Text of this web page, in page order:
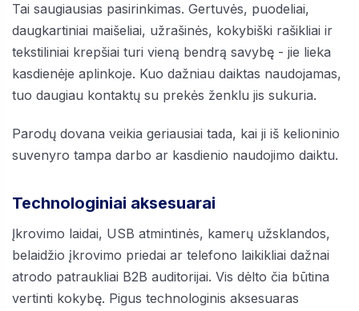
Tai saugiausias pasirinkimas. Gertuvės, puodeliai,
daugkartiniai maišeliai, užrašinės, kokybiški rašikliai ir
tekstiliniai krepšiai turi vieną bendrą savybę - jie lieka
kasdienėje aplinkoje. Kuo dažniau daiktas naudojamas,
tuo daugiau kontaktų su prekės ženklu jis sukuria.
Parodų dovana veikia geriausiai tada, kai ji iš kelioninio
suvenyro tampa darbo ar kasdienio naudojimo daiktu.
Technologiniai aksesuarai
Įkrovimo laidai, USB atmintinės, kamerų užsklandos,
belaidžio įkrovimo priedai ar telefono laikikliai dažnai
atrodo patraukliai B2B auditorijai. Vis dėlto čia būtina
vertinti kokybę. Pigus technologinis aksesuaras